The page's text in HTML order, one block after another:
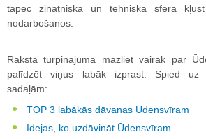
tāpēc zinātniskā un tehniskā sfēra
nodarbošanos.
Raksta turpinājumā mazliet vairāk par
palīdzēt viņus labāk izprast. Spied uz
sadaļām:
TOP 3 labākās dāvanas Ūdensvīram
Idejas, ko uzdāvināt Ūdensvīram